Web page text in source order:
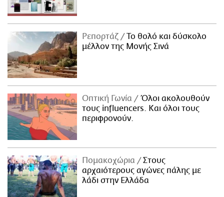
Ρεπορτάζ
Το θολό και δύσκολο
μέλλον της Μονής Σινά
Οπτική Γωνία
Όλοι ακολουθούν
τους influencers. Και όλοι τους
περιφρονούν.
Πομακοχώρια
Στους
αρχαιότερους αγώνες πάλης με
λάδι στην Ελλάδα